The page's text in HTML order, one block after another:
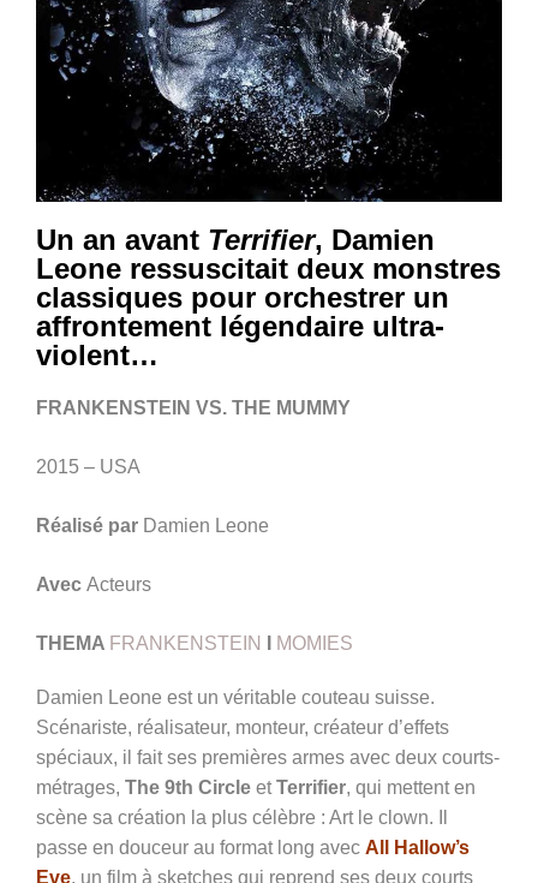
Un an avant Terrifier, Damien
Leone ressuscitait deux monstres
classiques pour orchestrer un
affrontement légendaire ultra-
violent…
FRANKENSTEIN VS. THE MUMMY
2015 – USA
Réalisé par Damien Leone
Avec Acteurs
THEMA FRANKENSTEIN MOMIES
Damien Leone est un véritable couteau suisse.
Scénariste, réalisateur, monteur, créateur d’effets
spéciaux, il fait ses premières armes avec deux courts-
métrages, The 9th Circle etTerrifier, qui mettent en
scène sa création la plus célèbre : Art le clown. Il
passe en douceur au format long avec All Hallow’s
Eve, un film à sketches qui reprend ses deux courts